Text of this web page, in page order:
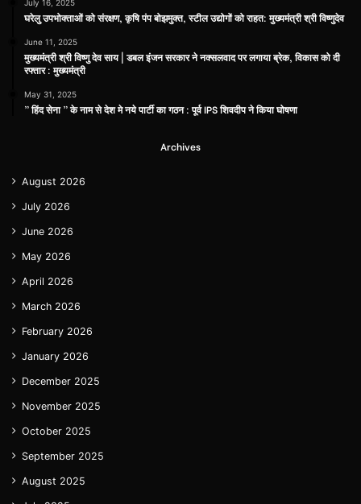
July 16, 2025
घरेलु उपभोक्ताओं को संरक्षण, कृषि पंप बोझमुक्त, स्टील उद्योगों को राहत: मुख्यमंत्री श्री विष्णुदेव
June 11, 2025
मुख्यमंत्री श्री विष्णु देव साय | डबल इंजन सरकार ने नक्सलवाद पर लगाया ब्रेक, विकास को दी
रफ्तार : मुख्यमंत्री
May 31, 2025
” हिंद सेना ” के नाम से देश मे नये पार्टी का गठन : पूर्व IPS शिवदीप ने किया घोषणा
Archives
August 2026
July 2026
June 2026
May 2026
April 2026
March 2026
February 2026
January 2026
December 2025
November 2025
October 2025
September 2025
August 2025